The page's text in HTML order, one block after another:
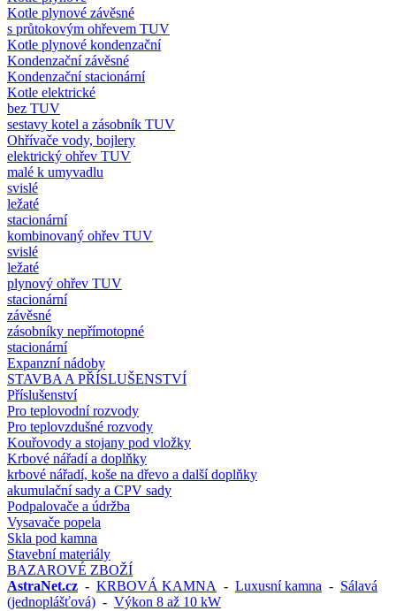
Kotle plynové závěsné
s průtokovým ohřevem TUV
Kotle plynové kondenzační
Kondenzační závěsné
Kondenzační stacionární
Kotle elektrické
bez TUV
sestavy kotel a zásobník TUV
Ohřívače vody, bojlery
elektrický ohřev TUV
malé k umyvadlu
svislé
ležaté
stacionární
kombinovaný ohřev TUV
svislé
ležaté
plynový ohřev TUV
stacionární
závěsné
zásobníky nepřímotopné
stacionární
Expanzní nádoby
STAVBA A PŘÍSLUŠENSTVÍ
Příslušenství
Pro teplovodní rozvody
Pro teplovzdušné rozvody
Kouřovody a stojany pod vložky
Krbové nářadí a doplňky
krbové nářadí, koše na dřevo a další doplňky
akumulační sady a CPV sady
Podpalovače a údržba
Vysavače popela
Skla pod kamna
Stavební materiály
BAZAROVÉ ZBOŽÍ
AstraNet.cz - KRBOVÁ KAMNA - Luxusní kamna - Sálavá
(jednoplášťová) - Výkon 8 až 10 kW